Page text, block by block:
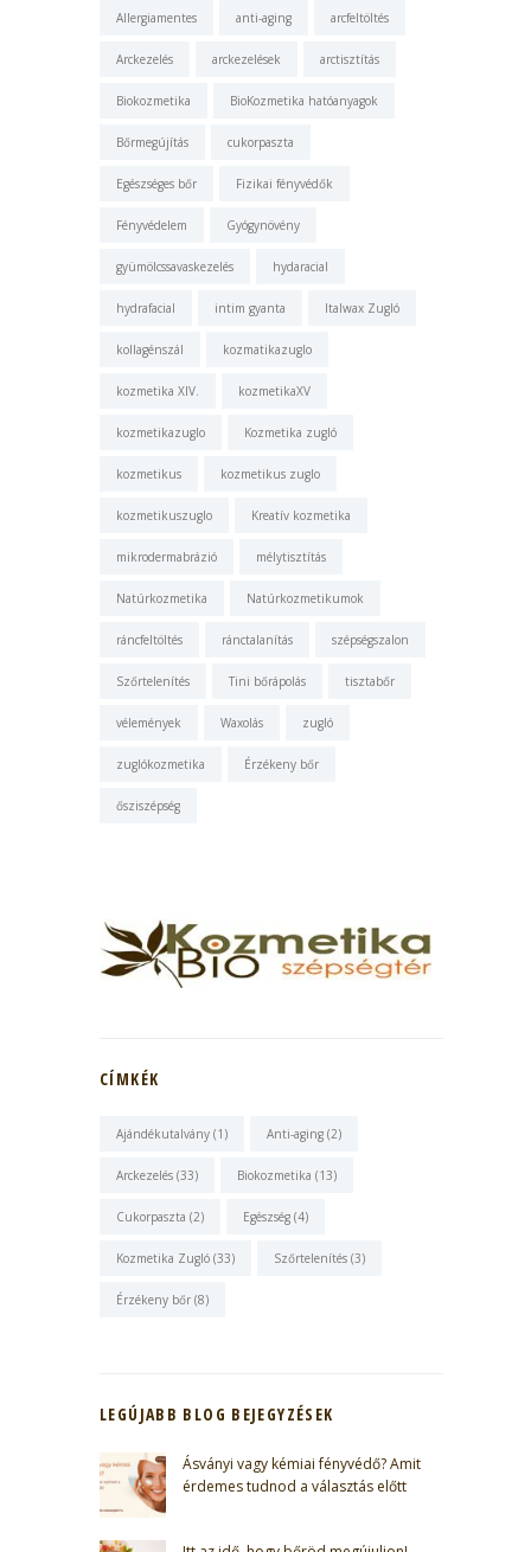
Allergiamentes anti-aging arcfeltöltés
Arckezelés arckezelések arctisztítás
Biokozmetika BioKozmetika hatóanyagok
Bőrmegújítás cukorpaszta
Egészséges bőr Fizikai fényvédők
Fényvédelem Gyógynövény
gyümölcssavaskezelés hydaracial
hydrafacial intim gyanta Italwax Zugló
kollagénszál kozmatikazuglo
kozmetika XIV. kozmetikaXV
kozmetikazuglo Kozmetika zugló
kozmetikus kozmetikus zuglo
kozmetikuszuglo Kreatív kozmetika
mikrodermabrázió mélytisztítás
Natúrkozmetika Natúrkozmetikumok
ráncfeltöltés ránctalanítás szépségszalon
Szőrtelenítés Tini bőrápolás tisztabőr
vélemények Waxolás zugló
zuglókozmetika Érzékeny bőr
ősziszépség
CÍMKÉK
Ajándékutalvány (1) Anti-aging (2)
Arckezelés (33) Biokozmetika (13)
Cukorpaszta (2) Egészség (4)
Kozmetika Zugló (33) Szőrtelenítés (3)
Érzékeny bőr (8)
LEGÚJABB BLOG BEJEGYZÉSEK
Ásványi vagy kémiai fényvédő? Amit
érdemes tudnod a választás előtt